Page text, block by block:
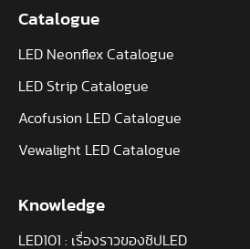
Catalogue
LED Neonflex Catalogue
LED Strip Catalogue
Acofusion LED Catalogue
Vewalight LED Catalogue
Knowledge
LED101 : เรื่องราวของชิปLED